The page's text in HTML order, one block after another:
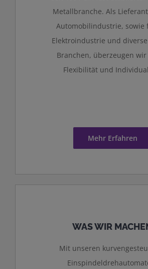
Metallbranche. Als
Automobilindustrie, sowie
Elektroindustrie und
Branchen, überzeugen
Flexibilität und
Mehr Erfahren
WAS WIR
Mit unseren